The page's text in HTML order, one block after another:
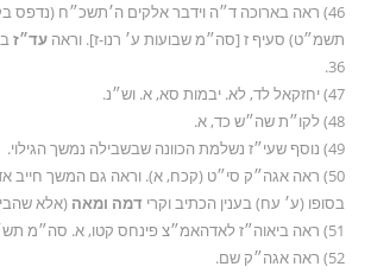
46) ראה בארוכה ד״ה וידבר אלקים ה׳תשכ״ח (נדפס
תשמ״ט) סעיף ז [סה״מ שבועות ע׳ רנו-ז]. וראהעד״ז
36.
47) יחזקאל לד, לא. יבמות סא, א. וש״נ.
48) לקו״ת שה״ש כד, א.
49) נוסף שעי״ז נשלמת הכוונה שבשבילה נמשך הגילוי.
50) ראה אגה״ק סי״ט (קכח, א). וראה גם המשך
בסופו (ע׳ עח) בענין הכתיב וקרידמה ומאה (אלא
51) ראה ביאוה״ז לאדהאמ״צ פינחס קטו, א. סה״מ תש״ד ע׳ 33 ואילך.
52) ראה אגה״ק שם.